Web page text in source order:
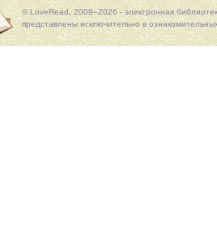
© LoveRead, 2009–2026 - электронная
представлены исключительно в